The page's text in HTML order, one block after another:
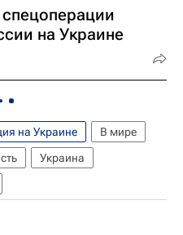
спецоперации
на Украине
на Украине
В мире
Украина